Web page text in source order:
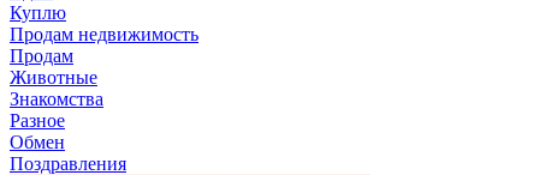
Куплю
Продам недвижимость
Продам
Животные
Знакомства
Разное
Обмен
Поздравления